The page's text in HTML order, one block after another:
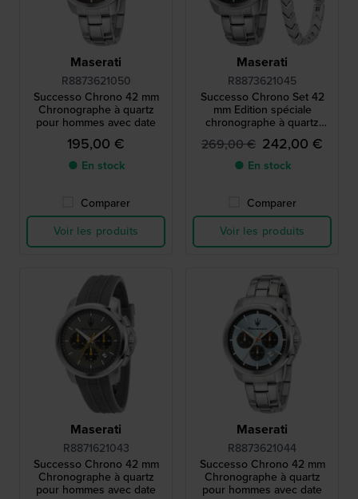
Maserati
R8873621050
Successo Chrono 42 mm
Chronographe à quartz
pour hommes avec date
195,00 €
● En stock
Comparer
Voir les produits
Maserati
R8873621045
Successo Chrono Set 42
mm Edition spéciale
chronographe à quartz
pour hommes avec bracelet
supplémentaire
269,00 € 242,00 €
● En stock
Comparer
Voir les produits
Maserati
R8871621043
Successo Chrono 42 mm
Chronographe à quartz
pour hommes avec date
Maserati
R8873621044
Successo Chrono 42 mm
Chronographe à quartz
pour hommes avec date